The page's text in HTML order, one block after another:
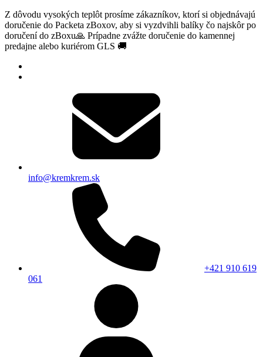
Z dôvodu vysokých teplôt prosíme zákazníkov, ktorí si objednávajú
doručenie do Packeta zBoxov, aby si vyzdvihli balíky čo najskôr po
doručení do zBoxu🙏 Prípadne zvážte doručenie do kamennej
predajne alebo kuriérom GLS 🚚
info@kremkrem.sk
+421 910 619
061